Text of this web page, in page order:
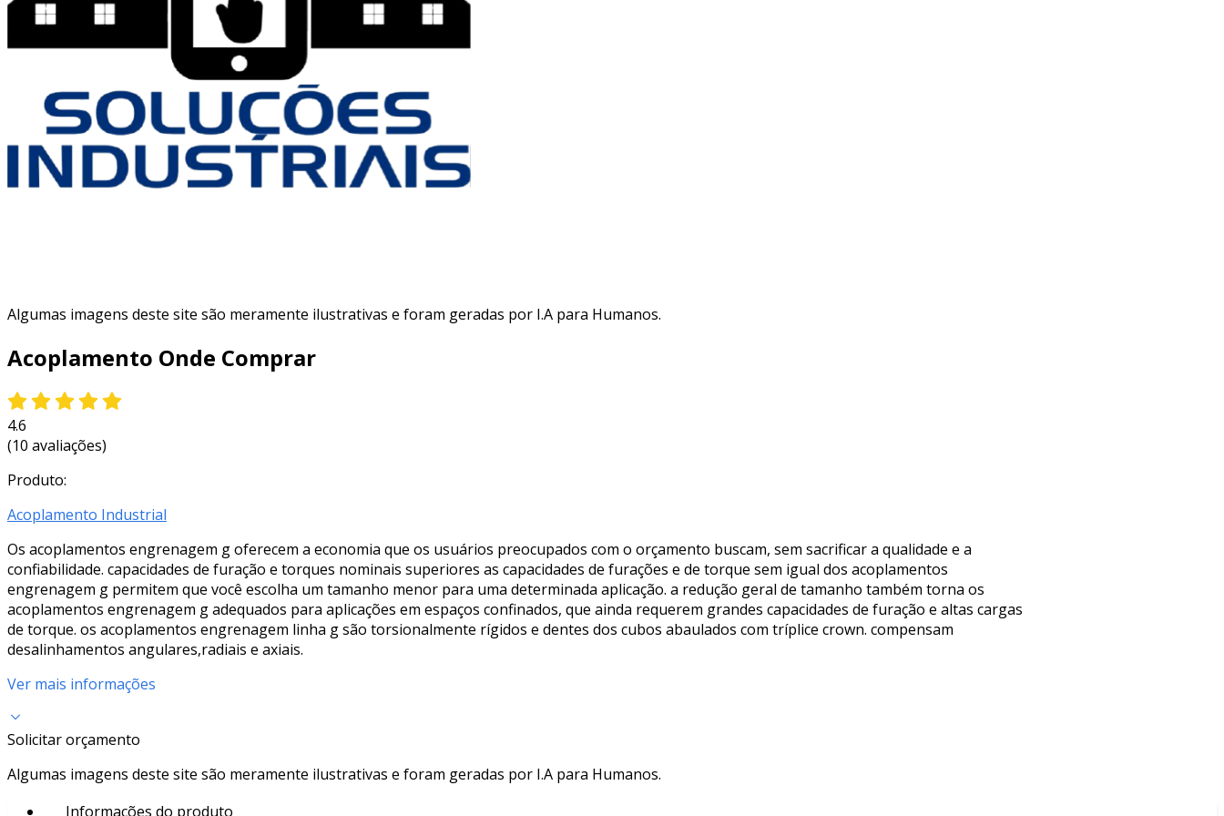
Algumas imagens deste site são meramente ilustrativas e foram geradas por I.A para Humanos.
Acoplamento Onde Comprar
4.6
(10 avaliações)
Produto:
Acoplamento Industrial
Os acoplamentos engrenagem g oferecem a economia que os usuários preocupados com o orçamento buscam, sem sacrificar a qualidade e a
confiabilidade. capacidades de furação e torques nominais superiores as capacidades de furações e de torque sem igual dos acoplamentos
engrenagem g permitem que você escolha um tamanho menor para uma determinada aplicação. a redução geral de tamanho também torna os
acoplamentos engrenagem g adequados para aplicações em espaços confinados, que ainda requerem grandes capacidades de furação e altas cargas
de torque. os acoplamentos engrenagem linha g são torsionalmente rígidos e dentes dos cubos abaulados com tríplice crown. compensam
desalinhamentos angulares,radiais e axiais.
Ver mais informações
Solicitar orçamento
Algumas imagens deste site são meramente ilustrativas e foram geradas por I.A para Humanos.
Informações do produto